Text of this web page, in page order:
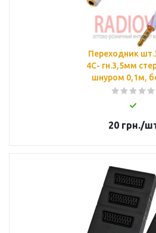
Переходник
4С- гн.3,5мм
шнуром 0,1м,
20 грн./